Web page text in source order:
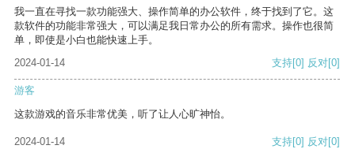
我一直在寻找一款功能强大、操作简单的办公软件，终于找到了它。这
款软件的功能非常强大，可以满足我日常办公的所有需求。操作也很简
单，即使是小白也能快速上手。
2024-01-14
支持[0] 反对[0]
游客
这款游戏的音乐非常优美，听了让人心旷神怡。
2024-01-14 支持[0] 反对[0]